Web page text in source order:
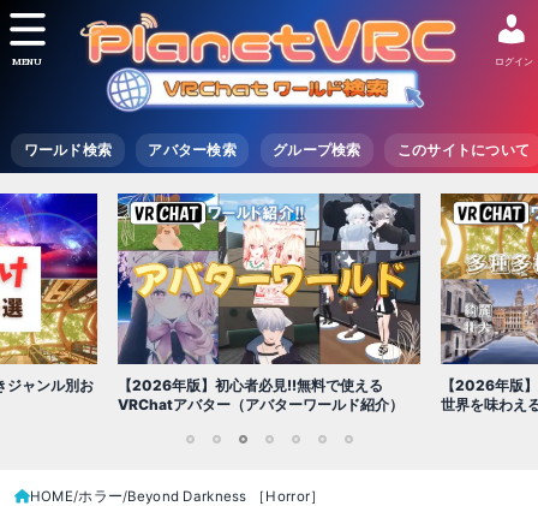
ワールド検索 アバター検索 グループ検索 このサイトについて
ログイン
MENU
使える
【2026年版】綺麗で壮大な景色！多種多様な
世界を味わえるおすすめ景観ワールドに行こう
【2026年版
対応ワールド
HOME ホラー Beyond Darkness ［Horror］